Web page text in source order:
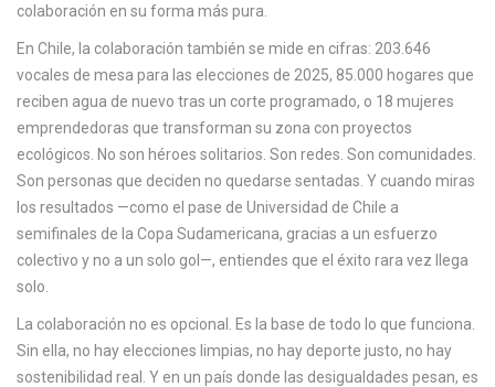
colaboración en su forma más pura.
En Chile, la colaboración también se mide en cifras: 203.646
vocales de mesa para las elecciones de 2025, 85.000 hogares que
reciben agua de nuevo tras un corte programado, o 18 mujeres
emprendedoras que transforman su zona con proyectos
ecológicos. No son héroes solitarios. Son redes. Son comunidades.
Son personas que deciden no quedarse sentadas. Y cuando miras
los resultados —como el pase de Universidad de Chile a
semifinales de la Copa Sudamericana, gracias a un esfuerzo
colectivo y no a un solo gol—, entiendes que el éxito rara vez llega
solo.
La colaboración no es opcional. Es la base de todo lo que funciona.
Sin ella, no hay elecciones limpias, no hay deporte justo, no hay
sostenibilidad real. Y en un país donde las desigualdades pesan, es